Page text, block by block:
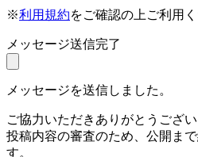
※利用規約をご確認の上ご利用
メッセージ送信完了
メッセージを送信しました。
ご協力いただきありがとうござい
投稿内容の審査のため、公開ま
す。